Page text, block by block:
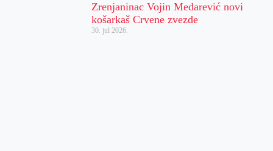
Zrenjaninac Vojin Medarević novi
košarkaš Crvene zvezde
30. jul 2026.